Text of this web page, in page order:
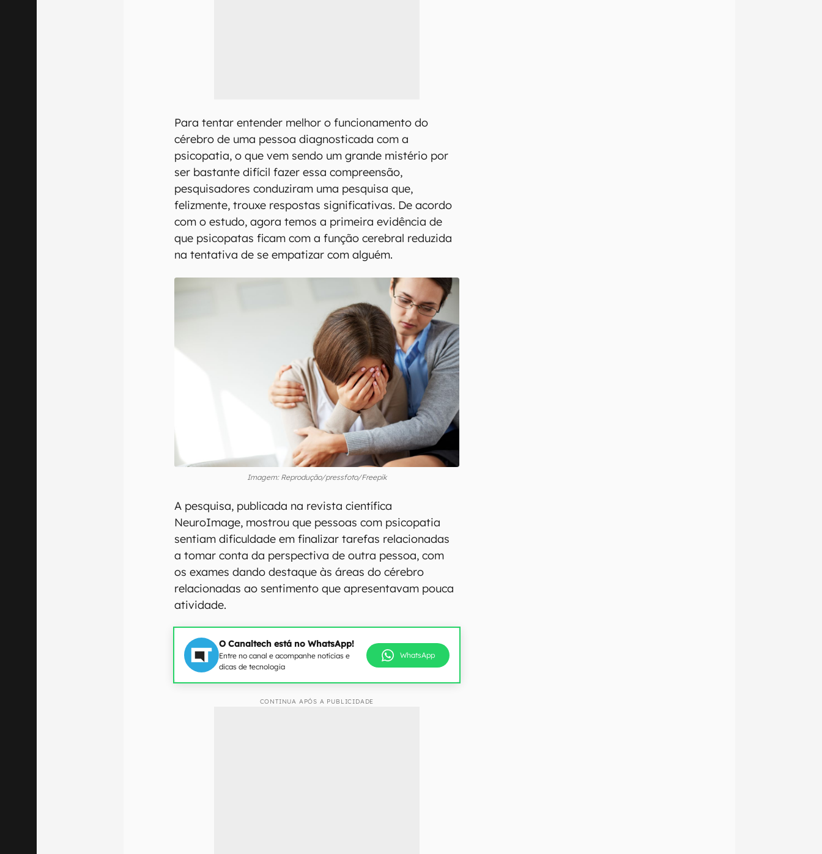
Para tentar entender melhor o funcionamento do
cérebro de uma pessoa diagnosticada com a
psicopatia, o que vem sendo um grande mistério por
ser bastante difícil fazer essa compreensão,
pesquisadores conduziram uma pesquisa que,
felizmente, trouxe respostas significativas. De acordo
com o estudo, agora temos a primeira evidência de
que psicopatas ficam com a função cerebral reduzida
na tentativa de se empatizar com alguém.
Imagem: Reprodução/pressfoto/Freepik
A pesquisa, publicada na revista científica
NeuroImage, mostrou que pessoas com psicopatia
sentiam dificuldade em finalizar tarefas relacionadas
a tomar conta da perspectiva de outra pessoa, com
os exames dando destaque às áreas do cérebro
relacionadas ao sentimento que apresentavam pouca
atividade.
O Canaltech está no WhatsApp!
Entre no canal e acompanhe notícias e
dicas de tecnologia
WhatsApp
CONTINUA APÓS A PUBLICIDADE